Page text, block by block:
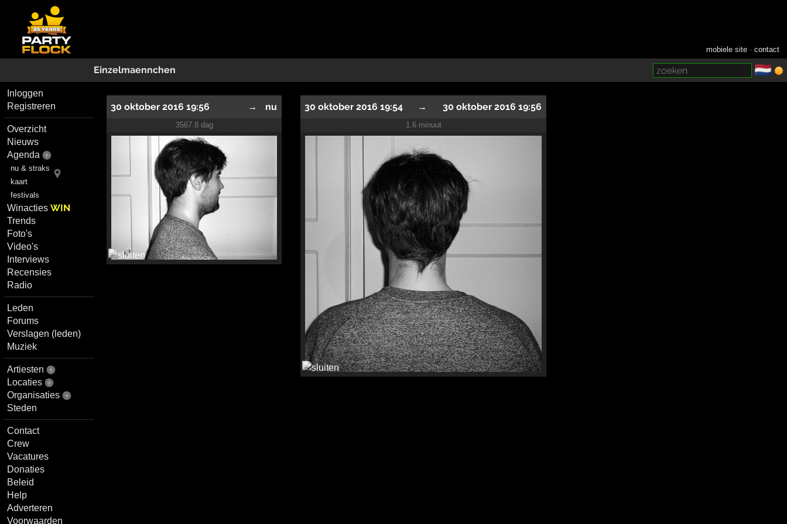
mobiele site ·contact
Einzelmaennchen 🇳🇱
Inloggen
Registreren
Overzicht
Nieuws
Agenda
nu & straks
kaart
festivals
WinactiesWIN
Trends
Foto's
Video's
Interviews
Recensies
Radio
Leden
Forums
Verslagen (leden)
Muziek
Artiesten
Locaties
Organisaties
Steden
Contact
Crew
Vacatures
Donaties
Beleid
Help
Adverteren
Voorwaarden
30 oktober 2016 19:56 → nu
3567.8 dag
30 oktober 2016 19:54 → 30 oktober 2016 19:56
1.6 minuut